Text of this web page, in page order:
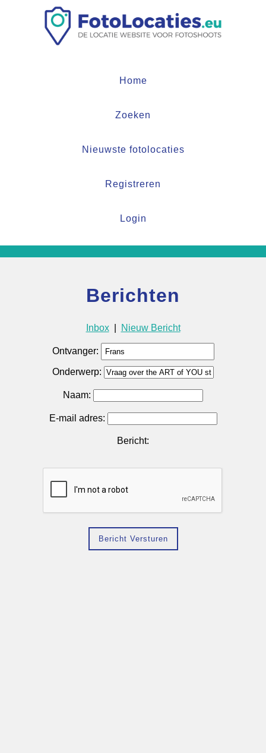
Home
Zoeken
Nieuwste fotolocaties
Registreren
Login
Berichten
Inbox| Nieuw Bericht
Ontvanger:
Onderwerp:
Naam:
E-mail adres:
Bericht: